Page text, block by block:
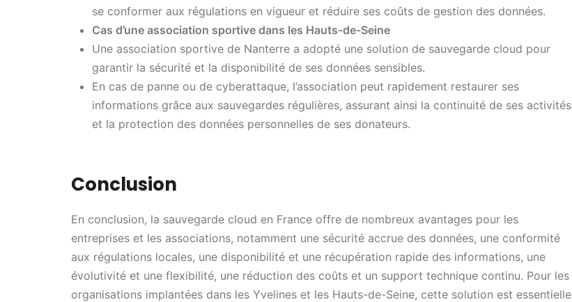
se conformer aux régulations en vigueur et réduire ses coûts de gestion des données.
Cas d’une association sportive dans les Hauts-de-Seine
Une association sportive de Nanterre a adopté une solution de sauvegarde cloud pour
garantir la sécurité et la disponibilité de ses données sensibles.
En cas de panne ou de cyberattaque, l’association peut rapidement restaurer ses
informations grâce aux sauvegardes régulières, assurant ainsi la continuité de ses activités
et la protection des données personnelles de ses donateurs.
Conclusion
En conclusion, la sauvegarde cloud en France offre de nombreux avantages pour les
entreprises et les associations, notamment une sécurité accrue des données, une conformité
aux régulations locales, une disponibilité et une récupération rapide des informations, une
évolutivité et une flexibilité, une réduction des coûts et un support technique continu. Pour les
organisations implantées dans les Yvelines et les Hauts-de-Seine, cette solution est essentielle